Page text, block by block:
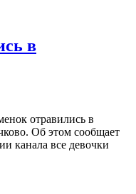
в
отравились в
Об этом сообщает
канала все девочки